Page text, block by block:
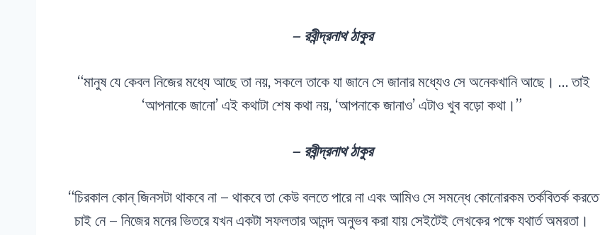
– রবীন্দ্রনাথ ঠাকুর
“মানুষ যে কেবল নিজের মধ্যে আছে তা নয়, সকলে তাকে যা জানে সে জানার মধ্যেও সে অনেকখানি আছে। … তাই
‘আপনাকে জানো’ এই কথাটা শেষ কথা নয়, ‘আপনাকে জানাও’ এটাও খুব বড়ো কথা।”
– রবীন্দ্রনাথ ঠাকুর
“চিরকাল কোন্‌ জিনসটা থাকবে না – থাকবে তা কেউ বলতে পারে না এবং আমিও সে সমন্ধে কোনোরকম তর্কবিতর্ক করতে
চাই নে – নিজের মনের ভিতরে যখন একটা সফলতার আনন্দ অনুভব করা যায় সেইটেই লেখকের পক্ষে যথার্ত অমরতা।